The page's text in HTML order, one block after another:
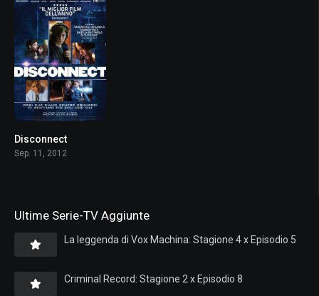
Disconnect
Sep. 11, 2012
Ultime Serie-TV Aggiunte
La leggenda di Vox Machina: Stagione 4 x Episodio 5
Criminal Record: Stagione 2 x Episodio 8